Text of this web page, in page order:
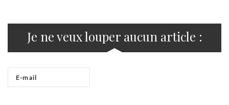
Je ne veux louper aucun article :